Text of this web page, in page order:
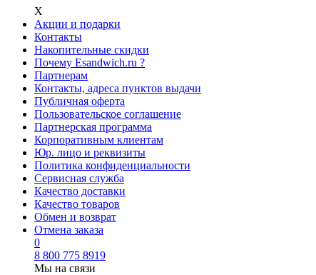
Х
Акции и подарки
Контакты
Накопительные скидки
Почему Esandwich.ru ?
Партнерам
Контакты, адреса пунктов выдачи
Публичная оферта
Пользовательское соглашение
Партнерская программа
Корпоративным клиентам
Юр. лицо и реквизиты
Политика конфиденциальности
Сервисная служба
Качество доставки
Качество товаров
Обмен и возврат
Отмена заказа
0
8 800 775 8919
Мы на связи